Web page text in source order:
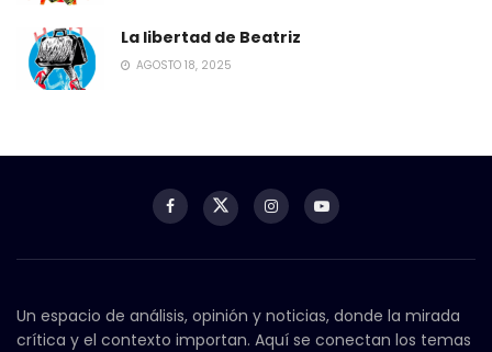
La libertad de Beatriz
AGOSTO 18, 2025
Un espacio de análisis, opinión y noticias, donde la mirada
crítica y el contexto importan. Aquí se conectan los temas